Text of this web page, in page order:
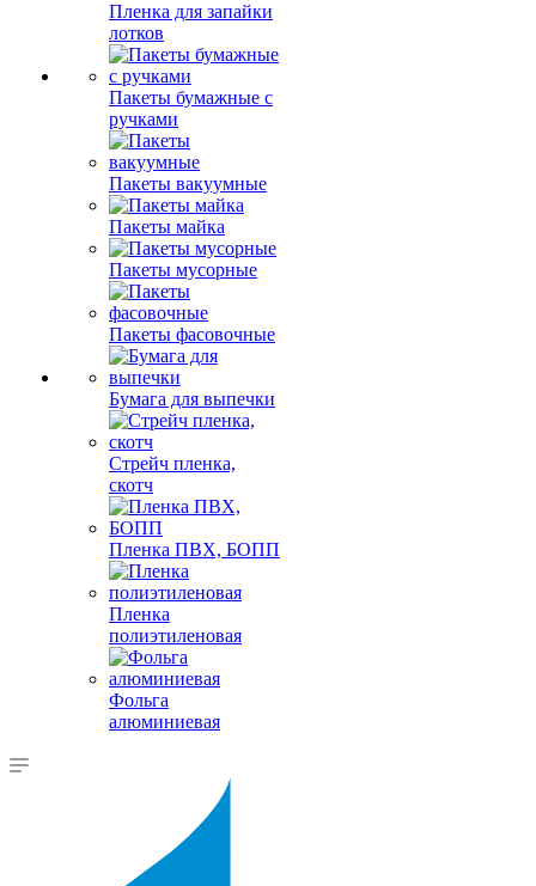
Пленка для запайки
лотков
Пакеты бумажные с
ручками
Пакеты вакуумные
Пакеты майка
Пакеты мусорные
Пакеты фасовочные
Бумага для выпечки
Стрейч пленка,
скотч
Пленка ПВХ, БОПП
Пленка
полиэтиленовая
Фольга
алюминиевая